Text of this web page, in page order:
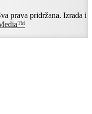
prava pridržana. Izrada i